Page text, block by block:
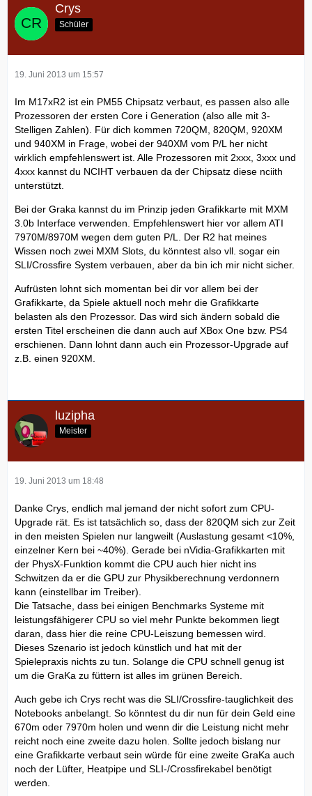
Crys
Schüler
19. Juni 2013 um 15:57
Im M17xR2 ist ein PM55 Chipsatz verbaut, es passen also alle
Prozessoren der ersten Core i Generation (also alle mit 3-
Stelligen Zahlen). Für dich kommen 720QM, 820QM, 920XM
und 940XM in Frage, wobei der 940XM vom P/L her nicht
wirklich empfehlenswert ist. Alle Prozessoren mit 2xxx, 3xxx und
4xxx kannst du NCIHT verbauen da der Chipsatz diese nciith
unterstützt.
Bei der Graka kannst du im Prinzip jeden Grafikkarte mit MXM
3.0b Interface verwenden. Empfehlenswert hier vor allem ATI
7970M/8970M wegen dem guten P/L. Der R2 hat meines
Wissen noch zwei MXM Slots, du könntest also vll. sogar ein
SLI/Crossfire System verbauen, aber da bin ich mir nicht sicher.
Aufrüsten lohnt sich momentan bei dir vor allem bei der
Grafikkarte, da Spiele aktuell noch mehr die Grafikkarte
belasten als den Prozessor. Das wird sich ändern sobald die
ersten Titel erscheinen die dann auch auf XBox One bzw. PS4
erschienen. Dann lohnt dann auch ein Prozessor-Upgrade auf
z.B. einen 920XM.
luzipha
Meister
19. Juni 2013 um 18:48
Danke Crys, endlich mal jemand der nicht sofort zum CPU-
Upgrade rät. Es ist tatsächlich so, dass der 820QM sich zur Zeit
in den meisten Spielen nur langweilt (Auslastung gesamt <10%,
einzelner Kern bei ~40%). Gerade bei nVidia-Grafikkarten mit
der PhysX-Funktion kommt die CPU auch hier nicht ins
Schwitzen da er die GPU zur Physikberechnung verdonnern
kann (einstellbar im Treiber).
Die Tatsache, dass bei einigen Benchmarks Systeme mit
leistungsfähigerer CPU so viel mehr Punkte bekommen liegt
daran, dass hier die reine CPU-Leiszung bemessen wird.
Dieses Szenario ist jedoch künstlich und hat mit der
Spielepraxis nichts zu tun. Solange die CPU schnell genug ist
um die GraKa zu füttern ist alles im grünen Bereich.
Auch gebe ich Crys recht was die SLI/Crossfire-tauglichkeit des
Notebooks anbelangt. So könntest du dir nun für dein Geld eine
670m oder 7970m holen und wenn dir die Leistung nicht mehr
reicht noch eine zweite dazu holen. Sollte jedoch bislang nur
eine Grafikkarte verbaut sein würde für eine zweite GraKa auch
noch der Lüfter, Heatpipe und SLI-/Crossfirekabel benötigt
werden.